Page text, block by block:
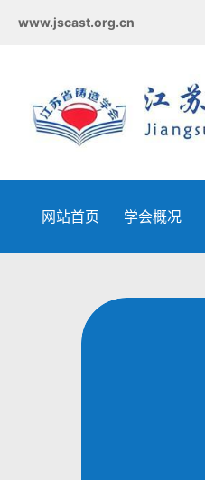
www.jscast.org.cn
网站首页 学会概况